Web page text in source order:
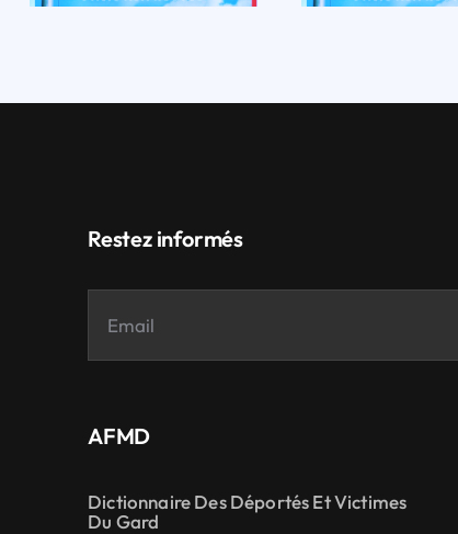
Restez informés
AFMD
Dictionnaire Des Déportés Et Victimes
Du Gard